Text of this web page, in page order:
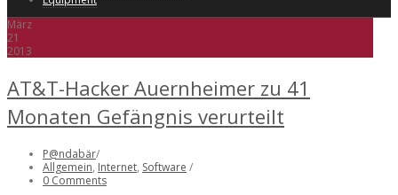
März
21
2013
AT&T-Hacker Auernheimer zu 41
Monaten Gefängnis verurteilt
P@ndabär/
Allgemein, Internet, Software /
0 Comments